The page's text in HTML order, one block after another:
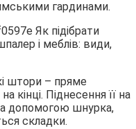
гардинами.
штори – пряме
кінці. Піднесення її на
допомогою шнурка,
складки.